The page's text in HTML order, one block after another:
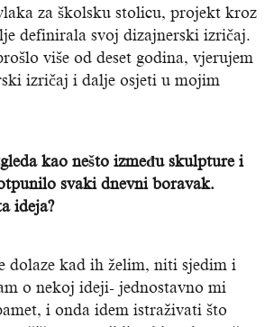
za školsku stolicu, projekt kroz
definirala svoj dizajnerski izričaj.
više od deset godina, vjerujem
izričaj i dalje osjeti u mojim
kao nešto između skulpture i
svaki dnevni boravak.
ideja?
dolaze kad ih želim, niti sjedim i
o nekoj ideji- jednostavno mi
i onda idem istraživati što